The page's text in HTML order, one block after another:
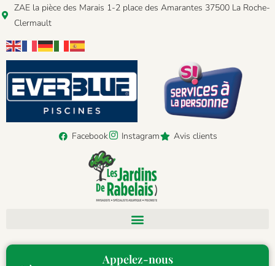
ZAE la pièce des Marais 1-2 place des Amarantes 37500 La Roche-
Clermault
Facebook Instagram Avis clients
Appelez-nous